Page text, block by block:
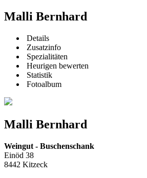
Malli Bernhard
Details
Zusatzinfo
Spezialitäten
Heurigen bewerten
Statistik
Fotoalbum
Malli Bernhard
Weingut - Buschenschank
Einöd 38
8442 Kitzeck